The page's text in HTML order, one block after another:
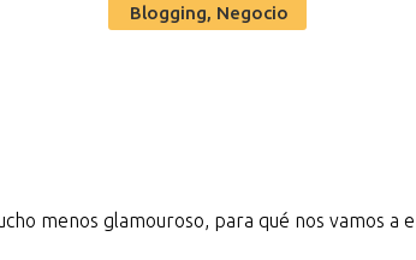
Blogging, Negocio
menos glamouroso, para qué nos vamos a